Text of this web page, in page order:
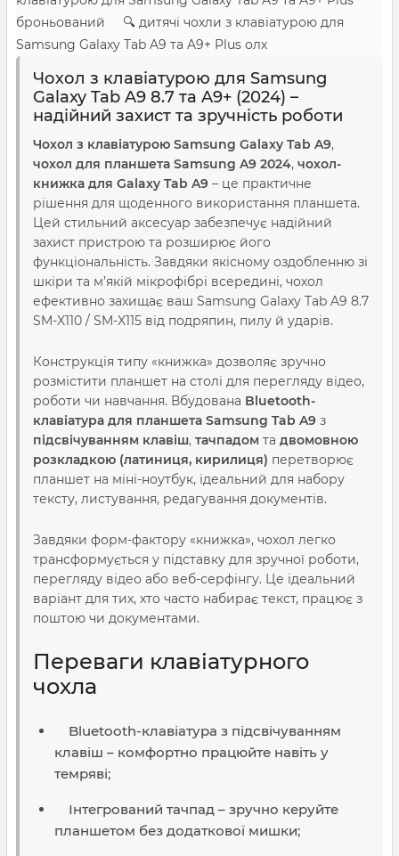
броньований 🔍 дитячі чохли з клавіатурою для
Samsung Galaxy Tab A9 та A9+ Plus олх
Чохол з клавіатурою для Samsung
Galaxy Tab A9 8.7 та A9+ (2024) –
надійний захист та зручність роботи
Чохол з клавіатурою Samsung Galaxy Tab A9,
чохол для планшета Samsung A9 2024, чохол-
книжка для Galaxy Tab A9 – це практичне
рішення для щоденного використання планшета.
Цей стильний аксесуар забезпечує надійний
захист пристрою та розширює його
функціональність. Завдяки якісному оздобленню зі
шкіри та м’якій мікрофібрі всередині, чохол
ефективно захищає ваш Samsung Galaxy Tab A9 8.7
SM-X110 / SM-X115 від подряпин, пилу й ударів.
Конструкція типу «книжка» дозволяє зручно
розмістити планшет на столі для перегляду відео,
роботи чи навчання. Вбудована Bluetooth-
клавіатура для планшета Samsung Tab A9 з
підсвічуванням клавіш, тачпадом та двомовною
розкладкою (латиниця, кирилиця) перетворює
планшет на міні-ноутбук, ідеальний для набору
тексту, листування, редагування документів.
Завдяки форм-фактору «книжка», чохол легко
трансформується у підставку для зручної роботи,
перегляду відео або веб-серфінгу. Це ідеальний
варіант для тих, хто часто набирає текст, працює з
поштою чи документами.
Переваги клавіатурного
чохла
Bluetooth-клавіатура з підсвічуванням
клавіш – комфортно працюйте навіть у
темряві;
Інтегрований тачпад – зручно керуйте
планшетом без додаткової мишки;